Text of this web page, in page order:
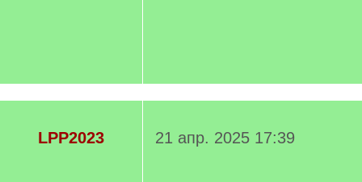
LPP2023 21 апр. 2025 17:39